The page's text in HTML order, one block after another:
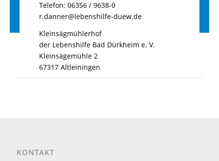
Telefon: 06356 / 9638-0
r.danner@lebenshilfe-duew.de
Kleinsägmühlerhof
der Lebenshilfe Bad Dürkheim e. V.
Kleinsägemühle 2
67317 Altleiningen
KONTAKT